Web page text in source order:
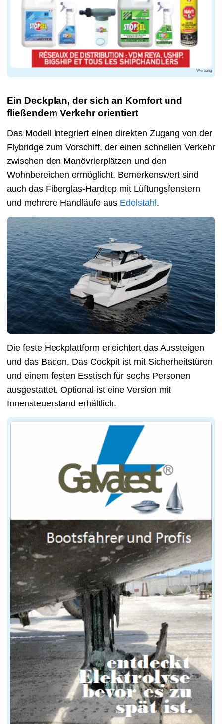
Werbung
Ein Deckplan, der sich an Komfort und
fließendem Verkehr orientiert
Das Modell integriert einen direkten Zugang von der
Flybridge zum Vorschiff, der einen schnellen Verkehr
zwischen den Manövrierplätzen und den
Wohnbereichen ermöglicht. Bemerkenswert sind
auch das Fiberglas-Hardtop mit Lüftungsfenstern
und mehrere Handläufe aus Edelstahl.
Die feste Heckplattform erleichtert das Aussteigen
und das Baden. Das Cockpit ist mit Sicherheitstüren
und einem festen Esstisch für sechs Personen
ausgestattet. Optional ist eine Version mit
Innensteuerstand erhältlich.